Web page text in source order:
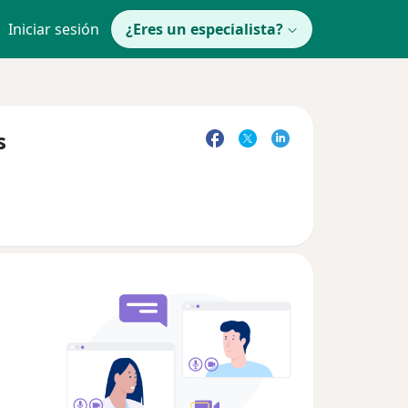
Iniciar sesión ¿Eres un especialista?